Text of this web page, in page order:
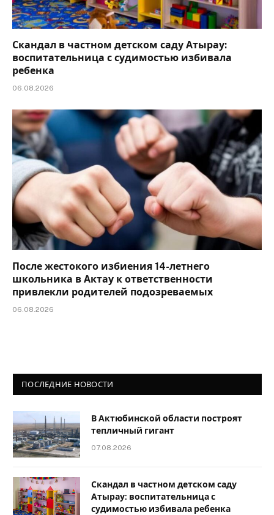
Скандал в частном детском саду Атырау:
воспитательница с судимостью избивала
ребенка
06.08.2026
После жестокого избиения 14-летнего
школьника в Актау к ответственности
привлекли родителей подозреваемых
06.08.2026
ПОСЛЕДНИЕ НОВОСТИ
В Актюбинской области построят
тепличный гигант
07.08.2026
Скандал в частном детском саду
Атырау: воспитательница с
судимостью избивала ребенка